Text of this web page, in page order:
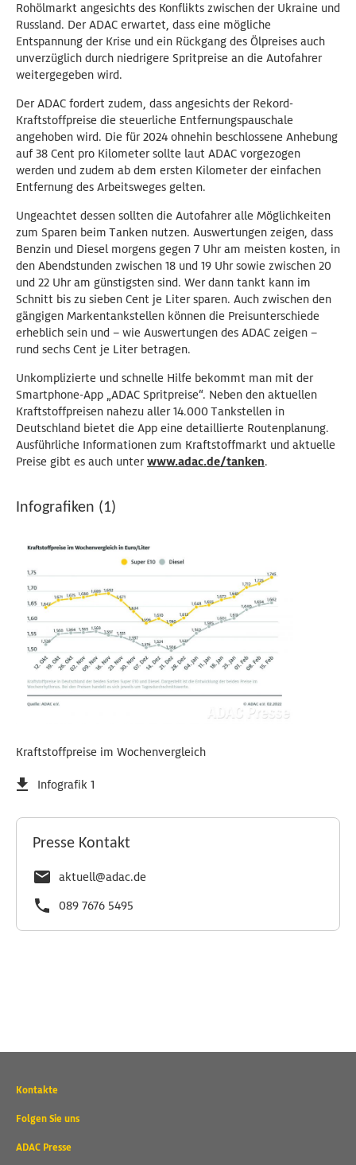
Rohölmarkt angesichts des Konflikts zwischen der Ukraine und
Russland. Der ADAC erwartet, dass eine mögliche
Entspannung der Krise und ein Rückgang des Ölpreises auch
unverzüglich durch niedrigere Spritpreise an die Autofahrer
weitergegeben wird.
Der ADAC fordert zudem, dass angesichts der Rekord-
Kraftstoffpreise die steuerliche Entfernungspauschale
angehoben wird. Die für 2024 ohnehin beschlossene Anhebung
auf 38 Cent pro Kilometer sollte laut ADAC vorgezogen
werden und zudem ab dem ersten Kilometer der einfachen
Entfernung des Arbeitsweges gelten.
Ungeachtet dessen sollten die Autofahrer alle Möglichkeiten
zum Sparen beim Tanken nutzen. Auswertungen zeigen, dass
Benzin und Diesel morgens gegen 7 Uhr am meisten kosten, in
den Abendstunden zwischen 18 und 19 Uhr sowie zwischen 20
und 22 Uhr am günstigsten sind. Wer dann tankt kann im
Schnitt bis zu sieben Cent je Liter sparen. Auch zwischen den
gängigen Markentankstellen können die Preisunterschiede
erheblich sein und – wie Auswertungen des ADAC zeigen –
rund sechs Cent je Liter betragen.
Unkomplizierte und schnelle Hilfe bekommt man mit der
Smartphone-App „ADAC Spritpreise“. Neben den aktuellen
Kraftstoffpreisen nahezu aller 14.000 Tankstellen in
Deutschland bietet die App eine detaillierte Routenplanung.
Ausführliche Informationen zum Kraftstoffmarkt und aktuelle
Preise gibt es auch unterwww.adac.de/tanken.
Infografiken (1)
Kraftstoffpreise im Wochenvergleich
Infografik 1
Presse Kontakt
aktuell@adac.de
089 7676 5495
Wichtige
und
Links
Kontakte
Folgen Sie uns
ADAC Presse